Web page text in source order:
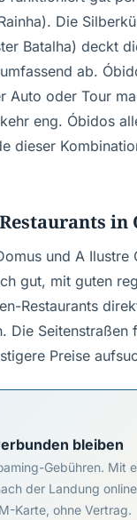
Die
Batalha) deckt
ab.
Auto oder Tour
eng. Óbidos
dieser
in
und A Ilustre
gut, mit guten
Restaurants
Die Seitenstraßen
Preise
bleiben
Gebühren. Mit
der Landung
Karte, ohne Vertrag.